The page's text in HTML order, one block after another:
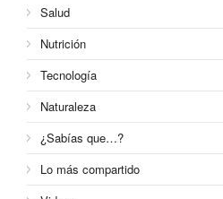
Salud
Nutrición
Tecnología
Naturaleza
¿Sabías que…?
Lo más compartido